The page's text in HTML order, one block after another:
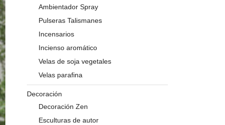
Ambientador Spray
Pulseras Talismanes
Incensarios
Incienso aromático
Velas de soja vegetales
Velas parafina
Decoración
Decoración Zen
Esculturas de autor